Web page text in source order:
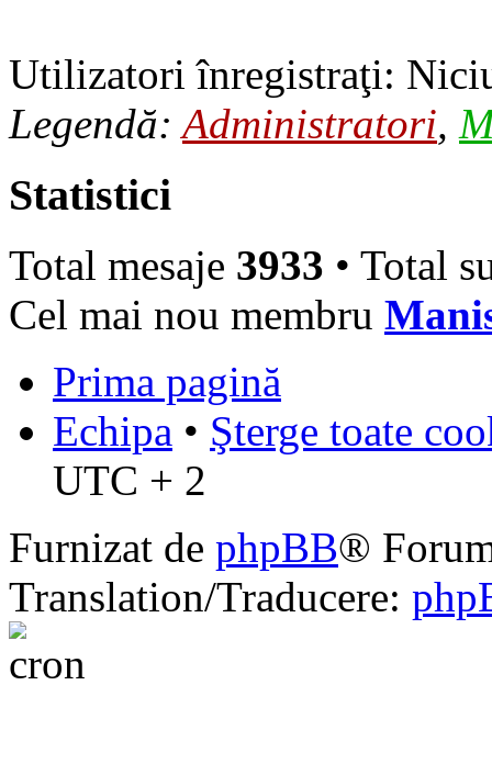
Utilizatori înregistraţi:
Legendă:Administratori,
Statistici
Total mesaje 3933 • Total
Cel mai nou membru
Prima pagină
Echipa • Şterge toate
UTC + 2
Furnizat de phpBB®
Translation/Traducere: